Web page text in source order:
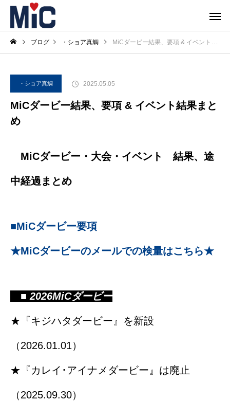
ブログ ・ショア真鯛 MiCダービー結果、要項 & イベント結果まとめ
・ショア真鯛 2025.05.05
MiCダービー結果、要項 & イベント結果まと
め
MiCダービー・大会・イベント 結果、途
中経過まとめ
■MiCダービー要項
★MiCダービーのメールでの検量はこちら★
■ 2026MiCダービー
★『キジハタダービー』を新設
（2026.01.01）
★『カレイ･アイナメダービー』は廃止
（2025.09.30）